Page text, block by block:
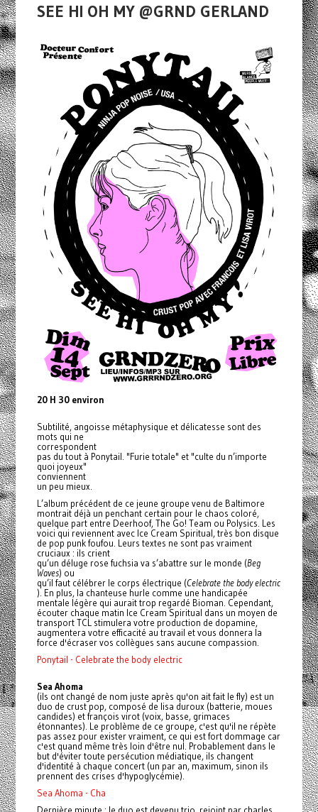
SEE HI OH MY @GRND GERLAND
20 H 30 environ
Subtilité, angoisse métaphysique et délicatesse sont des
mots qui ne
correspondent
pas du tout à Ponytail. "Furie totale" et "culte du n’importe
quoi joyeux"
conviennent
un peu mieux.
L’album précédent de ce jeune groupe venu de Baltimore
montrait déjà un penchant certain pour le chaos coloré,
quelque part entre Deerhoof, The Go! Team ou Polysics. Les
voici qui reviennent avec Ice Cream Spiritual, très bon disque
de pop punk foufou. Leurs textes ne sont pas vraiment
cruciaux : ils crient
qu’un déluge rose fuchsia va s’abattre sur le monde (Beg
Waves) ou
qu’il faut célébrer le corps électrique (Celebrate the body electric
). En plus, la chanteuse hurle comme une handicapée
mentale légère qui aurait trop regardé Bioman. Cependant,
écouter chaque matin Ice Cream Spiritual dans un moyen de
transport TCL stimulera votre production de dopamine,
augmentera votre efficacité au travail et vous donnera la
force d'écraser vos collègues sans aucune compassion.
Ponytail - Celebrate the body electric
Sea Ahoma
(ils ont changé de nom juste après qu'on ait fait le fly) est un
duo de crust pop, composé de lisa duroux (batterie, moues
candides) et françois virot (voix, basse, grimaces
étonnantes). Le problème de ce groupe, c'est qu'il ne répète
pas assez pour exister vraiment, ce qui est fort dommage car
c'est quand même très loin d'être nul. Probablement dans le
but d'éviter toute persécution médiatique, ils changent
d'identité à chaque concert (un par an, maximum, sinon ils
prennent des crises d'hypoglycémie).
Sea Ahoma - Cha
Dernière minute : le duo est devenu trio, rejoint par charles